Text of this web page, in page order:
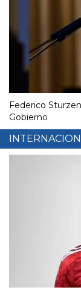
Federico
Gobierno